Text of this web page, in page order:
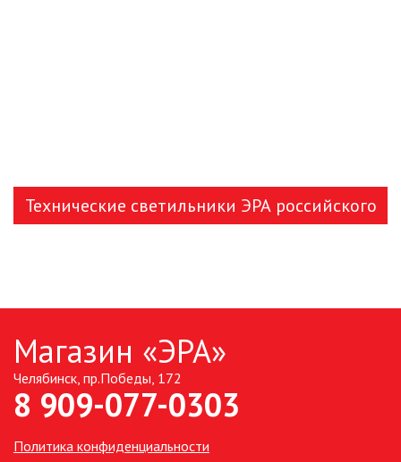
ИНФРАКРАСНЫЕ ЛАМПЫ
КАБЕЛЕНЕСУЩИЕ СИСТЕМЫ
КЛЕЙКИЕ ЛЕНТЫ
ЛЕНТЫ СВЕТОДИОДНЫЕ (LED
Технические светильники ЭРА российского
Магазин «ЭРА»
Челябинск, пр.Победы, 172
8 909-077-0303
Политика конфиденциальности